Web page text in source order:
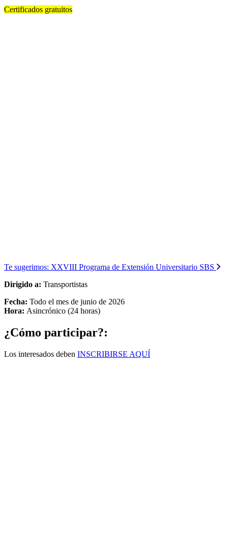
Certificados gratuitos
Te sugerimos: XXVIII Programa de Extensión Universitario SBS
Dirigido a: Transportistas
Fecha: Todo el mes de junio de 2026
Hora: Asincrónico (24 horas)
¿Cómo participar?:
Los interesados deben INSCRIBIRSE AQUÍ